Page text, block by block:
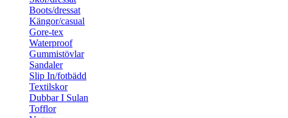
Boots/dressat
Kängor/casual
Gore-tex
Waterproof
Gummistövlar
Sandaler
Slip In/fotbädd
Textilskor
Dubbar I Sulan
Tofflor